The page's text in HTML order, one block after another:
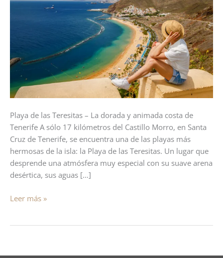
Playa de las Teresitas – La dorada y animada costa de
Tenerife A sólo 17 kilómetros del Castillo Morro, en Santa
Cruz de Tenerife, se encuentra una de las playas más
hermosas de la isla: la Playa de las Teresitas. Un lugar que
desprende una atmósfera muy especial con su suave arena
desértica, sus aguas […]
Teresitas-
de
Tenerife
Leer más »